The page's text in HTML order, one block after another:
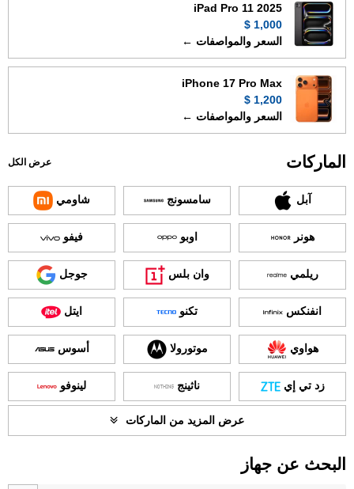
iPad Pro 11 2025
1,000 $
السعر والمواصفات ←
iPhone 17 Pro Max
1,200 $
السعر والمواصفات ←
الماركات عرض الكل
آبل سامسونج شاومي
هونر اوبو فيفو
ريلمي وان بلس جوجل
انفنكس تكنو ايتل
هواوي موتورولا أسوس
زد تي إي ناثينج لينوفو
عرض المزيد من الماركات
البحث عن جهاز